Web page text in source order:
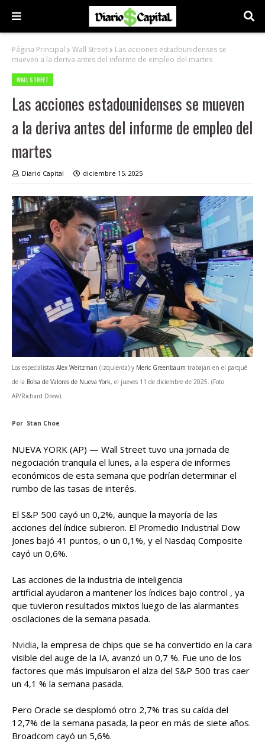
Página Principal Wall Street
Las acciones estadounidenses se
mueven a la deriva antes del informe de empleo del martes
WALL STREET
Las acciones estadounidenses se mueven
a la deriva antes del informe de empleo del
martes
Diario Capital diciembre 15, 2025
Los especialistas Alex Weitzman (izquierda) y Meric Greenbaum trabajan en el parqué
de la Bolsa de Valores de Nueva York, el jueves 11 de diciembre de 2025. (Foto
AP/Richard Drew)
Por Stan Choe
NUEVA YORK (AP) — Wall Street tuvo una jornada de
negociación tranquila el lunes, a la espera de informes
económicos de esta semana que podrían determinar el
rumbo de las tasas de interés.
El S&P 500 cayó un 0,2%, aunque la mayoría de las
acciones del índice subieron. El Promedio Industrial Dow
Jones bajó 41 puntos, o un 0,1%, y el Nasdaq Composite
cayó un 0,6%.
Las acciones de la industria de inteligencia
artificial ayudaron a mantener los índices bajo control , ya
que tuvieron resultados mixtos luego de las alarmantes
oscilaciones de la semana pasada.
Nvidia, la empresa de chips que se ha convertido en la cara
visible del auge de la IA, avanzó un 0,7 %. Fue uno de los
factores que más impulsaron el alza del S&P 500 tras caer
un 4,1 % la semana pasada.
Pero Oracle se desplomó otro 2,7% tras su caída del
12,7% de la semana pasada, la peor en más de siete años.
Broadcom cayó un 5,6%.